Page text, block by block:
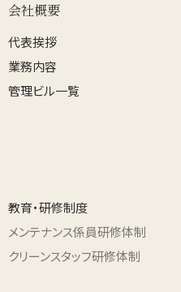
会社概要
代表挨拶
業務内容
管理ビル一覧
教育・研修制度
メンテナンス係員研修体制
クリーンスタッフ研修体制